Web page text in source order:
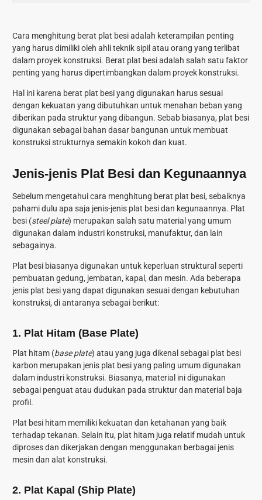
Cara menghitung berat plat besiadalah keterampilan penting
yang harus dimiliki oleh ahli teknik sipil atau orang yang terlibat
dalam proyek konstruksi. Berat plat besi adalah salah satu faktor
penting yang harus dipertimbangkan dalam proyek konstruksi.
Hal ini karena berat plat besi yang digunakan harus sesuai
dengan kekuatan yang dibutuhkan untuk menahan beban yang
diberikan pada struktur yang dibangun. Sebab biasanya, plat besi
digunakan sebagai bahan dasar bangunan untuk membuat
konstruksi strukturnya semakin kokoh dan kuat.
Jenis-jenis Plat Besi dan Kegunaannya
Sebelum mengetahuicara menghitung berat plat besi, sebaiknya
pahami dulu apa saja jenis-jenis plat besi dan kegunaannya. Plat
besi (steel plate) merupakan salah satu material yang umum
digunakan dalam industri konstruksi, manufaktur, dan lain
sebagainya.
Plat besi biasanya digunakan untuk keperluan struktural seperti
pembuatan gedung, jembatan, kapal, dan mesin. Ada beberapa
jenis plat besi yang dapat digunakan sesuai dengan kebutuhan
konstruksi, di antaranya sebagai berikut:
1. Plat Hitam (Base Plate)
Plat hitam (base plate) atau yang juga dikenal sebagai plat besi
karbon merupakan jenis plat besi yang paling umum digunakan
dalam industri konstruksi. Biasanya, material ini digunakan
sebagai penguat atau dudukan pada struktur dan material baja
profil.
Plat besi hitam memiliki kekuatan dan ketahanan yang baik
terhadap tekanan. Selain itu, plat hitam juga relatif mudah untuk
diproses dan dikerjakan dengan menggunakan berbagai jenis
mesin dan alat konstruksi.
2. Plat Kapal (Ship Plate)